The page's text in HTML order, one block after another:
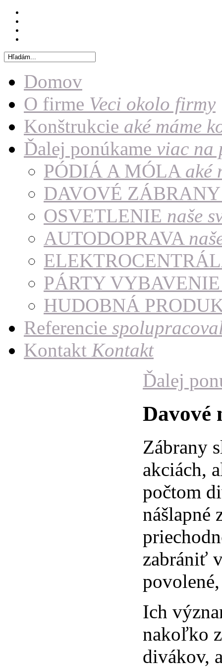
Domov
O firme Veci okolo firmy
Konštrukcie aké máme
Ďalej ponúkame viac na
PÓDIÁ A MÓLA aké
DAVOVÉ
OSVETLENIE naše
AUTODOPRAVA
PÁRTY
HUDOBNÁ
Referencie
Kontakt Kontakt
Ďalej
Davové
Zábrany
akciách,
počtom
nášlapné
zabrániť
Ich
nakoľko
divákov,